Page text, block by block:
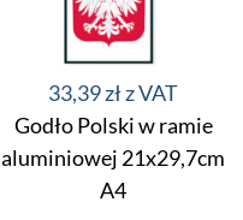
Godło Polski w ramie
aluminiowej 21x29,7cm
A4
33,39 zł